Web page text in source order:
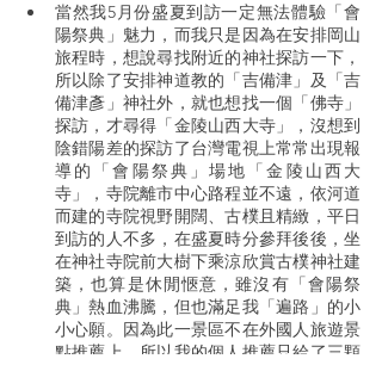
當然我5月份盛夏到訪一定無法體驗「會
陽祭典」魅力，而我只是因為在安排岡山
旅程時，想說尋找附近的神社探訪一下，
所以除了安排神道教的「吉備津」及「吉
備津彥」神社外，就也想找一個「佛寺」
探訪，才尋得「金陵山西大寺」，沒想到
陰錯陽差的探訪了台灣電視上常常出現報
導的「會陽祭典」場地「金陵山西大
寺」，寺院離市中心路程並不遠，依河道
而建的寺院視野開闊、古樸且精緻，平日
到訪的人不多，在盛夏時分參拜後後，坐
在神社寺院前大樹下乘涼欣賞古樸神社建
築，也算是休閒愜意，雖沒有「會陽祭
典」熱血沸騰，但也滿足我「遍路」的小
小心願。因為此一景區不在外國人旅遊景
點推薦上，所以我的個人推薦只給了三顆